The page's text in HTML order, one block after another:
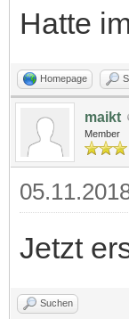
Hatte
Homepage
maikt
Member
Jetzt
Suchen